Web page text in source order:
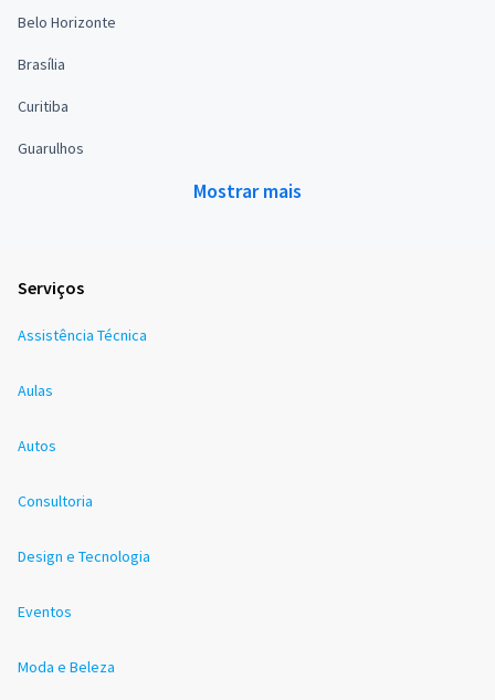
Belo Horizonte
Brasília
Curitiba
Guarulhos
Mostrar mais
Serviços
Assistência Técnica
Aulas
Autos
Consultoria
Design e Tecnologia
Eventos
Moda e Beleza